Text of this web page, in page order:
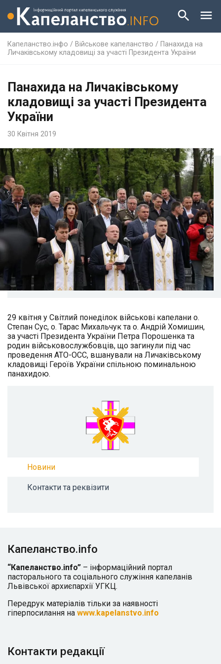
Капеланство.інфо / Військове капеланство / Панахида на
Личаківському кладовищі за участі Президента України
Панахида на Личаківському
кладовищі за участі Президента
України
30 Квітня 2019
29 квітня у Світлий понеділок військові капелани о.
Степан Сус, о. Тарас Михальчук та о. Андрій Хомишин,
за участі Президента України Петра Порошенка та
родин військовослужбовців, що загинули під час
проведення АТО-ОСС, вшанували на Личаківському
кладовищі Героїв України спільною поминальною
панахидою.
Новини
Контакти та реквізити
Капеланство.info
“Капеланство.info” – інформаційний портал
пасторального та соціального служіння капеланів
Львівської архиєпархії УГКЦ.
Передрук матеріалів тільки за наявності
гіперпосилання на www.kapelanstvo.info
Контакти редакції